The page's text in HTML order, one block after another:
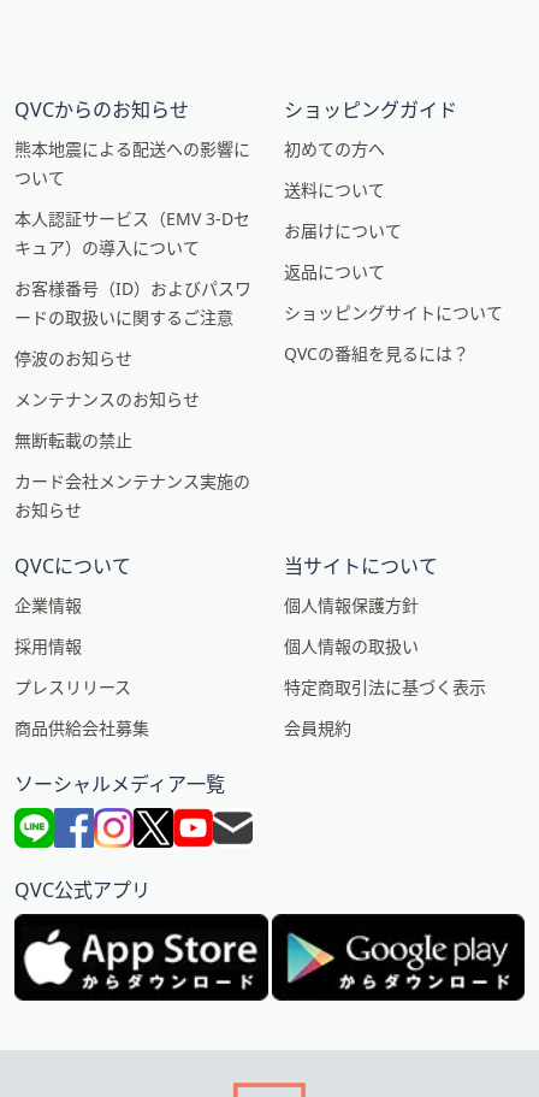
QVCからのお知らせ
熊本地震による配送への影響に
ついて
本人認証サービス（EMV 3-Dセ
キュア）の導入について
お客様番号（ID）およびパスワ
ードの取扱いに関するご注意
停波のお知らせ
メンテナンスのお知らせ
無断転載の禁止
カード会社メンテナンス実施の
お知らせ
ショッピングガイド
初めての方へ
送料について
お届けについて
返品について
ショッピングサイトについて
QVCの番組を見るには？
QVCについて
企業情報
採用情報
プレスリリース
商品供給会社募集
当サイトについて
個人情報保護方針
個人情報の取扱い
特定商取引法に基づく表示
会員規約
ソーシャルメディア一覧
QVC公式アプリ